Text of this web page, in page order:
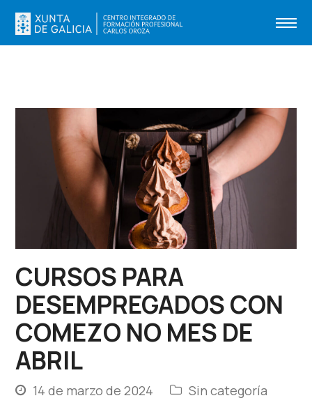
CURSOS PARA
DESEMPREGADOS CON
COMEZO NO MES DE
ABRIL
14 de marzo de 2024
Sin categoría